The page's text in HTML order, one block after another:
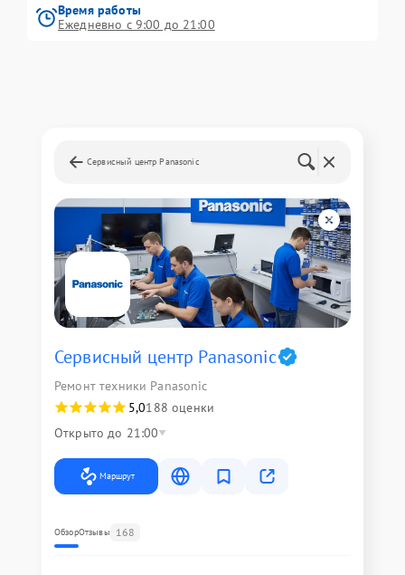
Время работы
Ежедневно с 9:00 до 21:00
Сервисный центр Panasonic
Сервисный центр Panasonic
Ремонт техники Panasonic
5,0188 оценки
Открыто до 21:00
Маршрут
ОбзорОтзывы 168